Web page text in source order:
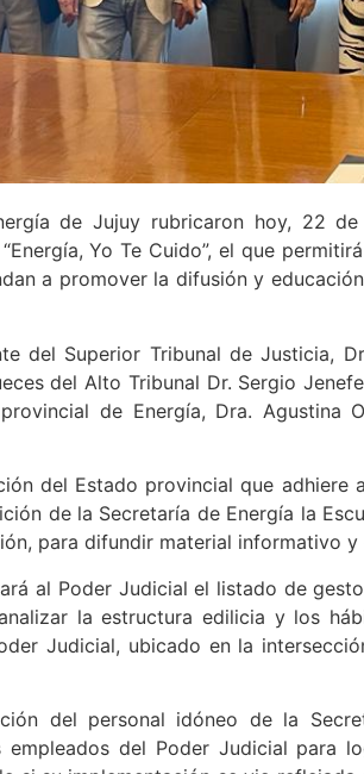
de Jujuy rubricaron hoy, 22
Yo Te Cuido”, el que
a promover la difusión y
del Superior Tribunal de Justicia,
del Alto Tribunal Dr. Sergio
de Energía, Dra.
del Estado provincial que
de la Secretaría de Energía la
para difundir material informativo
al Poder Judicial el listado de
la estructura edilicia y los
Judicial, ubicado en la
del personal idóneo de la
del Poder Judicial para